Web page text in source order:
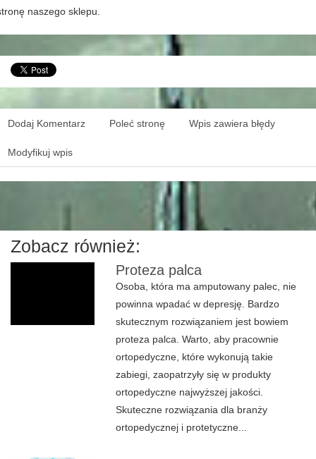
naszego sklepu.
Dodaj Komentarz Poleć stronę Wpis zawiera błędy
Modyfikuj wpis
Zobacz również:
Proteza palca
Osoba, która ma amputowany palec, nie
powinna wpadać w depresję. Bardzo
skutecznym rozwiązaniem jest bowiem
proteza palca. Warto, aby pracownie
ortopedyczne, które wykonują takie
zabiegi, zaopatrzyły się w produkty
ortopedyczne najwyższej jakości.
Skuteczne rozwiązania dla branży
ortopedycznej i protetyczne...